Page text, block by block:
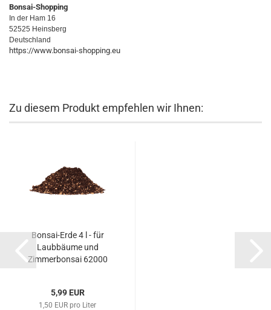
Bonsai-Shopping
In der Ham 16
52525 Heinsberg
Deutschland
https://www.bonsai-shopping.eu
Zu diesem Produkt empfehlen wir Ihnen:
Bonsai-Erde 4 l - für
Laubbäume und
Zimmerbonsai 62000
5,99 EUR
1,50 EUR pro Liter